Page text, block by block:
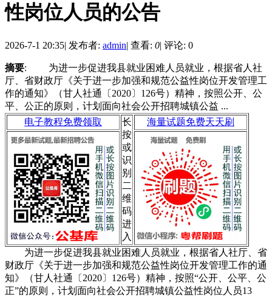
性岗位人员的公告
2026-7-1 20:35| 发布者: admin| 查看: 0| 评论: 0
摘要: 为进一步促进我县就业困难人员就业，根据省人社
厅、省财政厅《关于进一步加强和规范公益性岗位开发管理工
作的通知》（甘人社通〔2020〕126号）精神，按照公开、公
平、公正的原则，计划面向社会公开招聘城镇公益 ...
电子教程免费领取
长
按
或
识
别
二
维
码
进
入
海量试题免费天天刷
为进一步促进我县就业困难人员就业，根据省人社厅、省
财政厅《关于进一步加强和规范公益性岗位开发管理工作的通
知》（甘人社通〔2020〕126号）精神，按照“公开、公平、公
正”的原则，计划面向社会公开招聘城镇公益性岗位人员13